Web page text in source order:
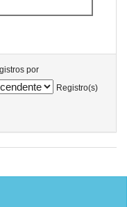
por
Registro(s)